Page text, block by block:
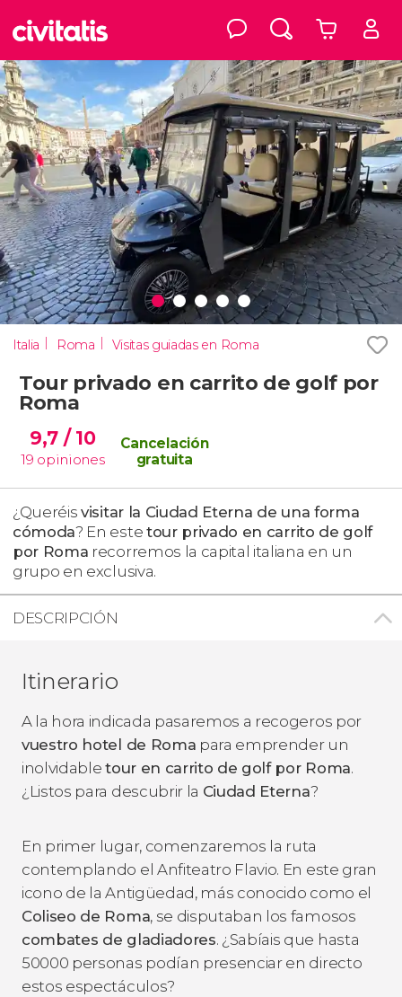
Italia Roma Visitas guiadas en Roma
Tour privado en carrito de golf por
Roma
9,7 / 10
19 opiniones
Cancelación
gratuita
¿Queréisvisitar la Ciudad Eterna de una forma
cómoda? En este tour privado en carrito de golf
por Roma recorremos la capital italiana en un
grupo en exclusiva.
DESCRIPCIÓN
Itinerario
A la hora indicada pasaremos a recogeros por
vuestro hotel de Roma para emprender un
inolvidabletour en carrito de golf por Roma.
¿Listos para descubrir la Ciudad Eterna?
En primer lugar, comenzaremos la ruta
contemplando el Anfiteatro Flavio. En este gran
icono de la Antigüedad, más conocido como el
Coliseo de Roma, se disputaban los famosos
combates de gladiadores. ¿Sabíais que hasta
50000 personas podían presenciar en directo
estos espectáculos?